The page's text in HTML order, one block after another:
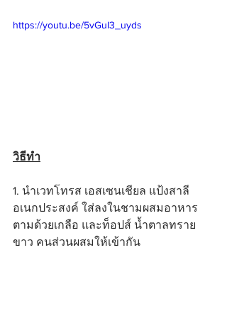
https://youtu.be/5vGuI3_uyds
วิธีทำ
1. นำเวทโทรส เอสเซนเชียล แป้งสาลี
อเนกประสงค์ ใส่ลงในชามผสมอาหาร
ตามด้วยเกลือ และท็อปส์ น้ำตาลทราย
ขาว คนส่วนผสมให้เข้ากัน